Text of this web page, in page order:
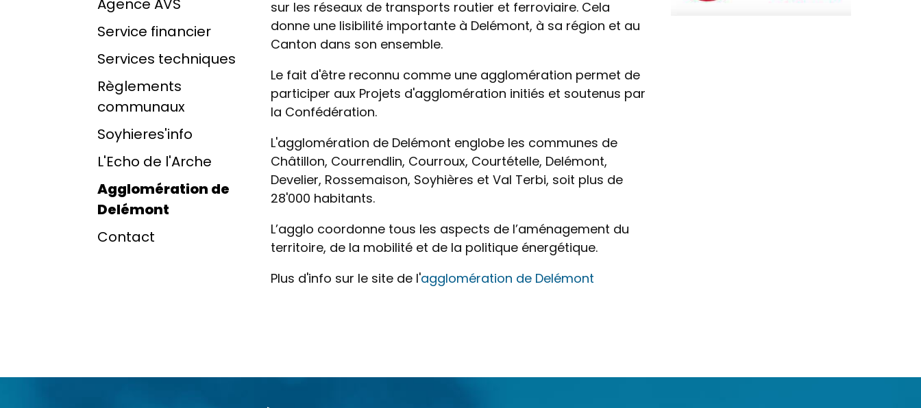
Service financier
Services techniques
Règlements
communaux
Soyhieres'info
L'Echo de l'Arche
Agglomération de
Delémont
Contact
sur les réseaux de transports routier et ferroviaire. Cela
donne une lisibilité importante à Delémont, à sa région et au
Canton dans son ensemble.
Le fait d'être reconnu comme une agglomération permet de
participer aux Projets d'agglomération initiés et soutenus par
la Confédération.
L'agglomération de Delémont englobe les communes de
Châtillon, Courrendlin, Courroux, Courtételle, Delémont,
Develier, Rossemaison, Soyhières et Val Terbi, soit plus de
28'000 habitants.
L’agglo coordonne tous les aspects de l’aménagement du
territoire, de la mobilité et de la politique énergétique.
Plus d'info sur le site de l'agglomération de Delémont